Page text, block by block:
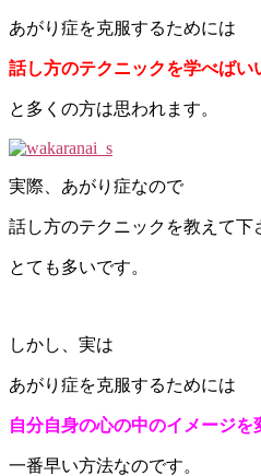
あがり症を克服するためには
話し方のテクニックを学べばい
と多くの方は思われます。
実際、あがり症なので
話し方のテクニックを教えて下
とても多いです。
しかし、実は
あがり症を克服するためには
自分自身の心の中のイメージを
一番早い方法なのです。